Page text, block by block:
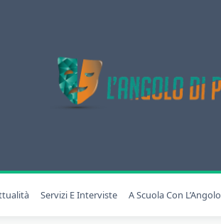
Servizi E Interviste A Scuola Con L’Angolo